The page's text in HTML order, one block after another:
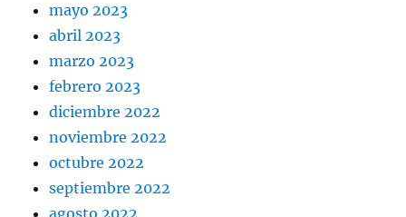
mayo 2023
abril 2023
marzo 2023
febrero 2023
diciembre 2022
noviembre 2022
octubre 2022
septiembre 2022